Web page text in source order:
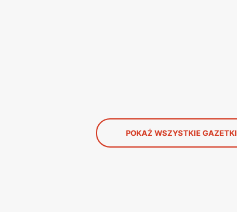
POKAŻ WSZYSTKIE GAZETKI